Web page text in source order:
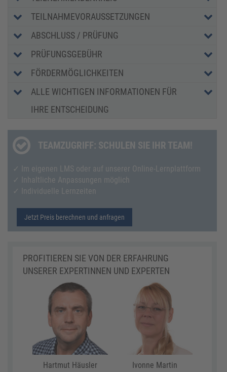
TEILNAHMEVORAUSSETZUNGEN
ABSCHLUSS / PRÜFUNG
PRÜFUNGSGEBÜHR
FÖRDERMÖGLICHKEITEN
ALLE WICHTIGEN INFORMATIONEN FÜR
IHRE ENTSCHEIDUNG
TEAMZUGRIFF: SCHULEN SIE IHR TEAM!
✓ Im eigenen LMS oder auf unserer Online-Lernplattform
✓ Inhaltliche Anpassungen möglich
✓ Individuelle Lernzeiten
Jetzt Preis berechnen und anfragen
PROFITIEREN SIE VON DER ERFAHRUNG
UNSERER EXPERTINNEN UND EXPERTEN
Hartmut Häusler Ivonne Martin